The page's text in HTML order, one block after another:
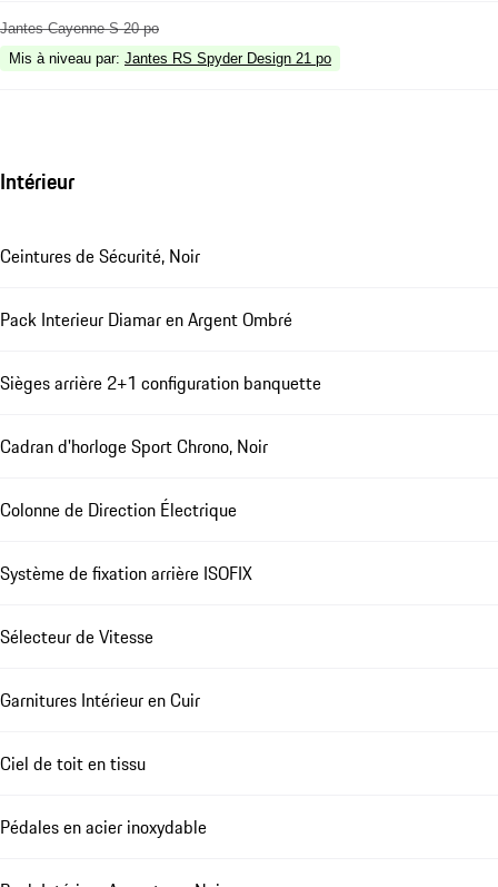
Jantes Cayenne S 20 po
Mis à niveau par: Jantes RS Spyder Design 21 po
Intérieur
Ceintures de Sécurité, Noir
Pack Interieur Diamar en Argent Ombré
Sièges arrière 2+1 configuration banquette
Cadran d'horloge Sport Chrono, Noir
Colonne de Direction Électrique
Système de fixation arrière ISOFIX
Sélecteur de Vitesse
Garnitures Intérieur en Cuir
Ciel de toit en tissu
Pédales en acier inoxydable